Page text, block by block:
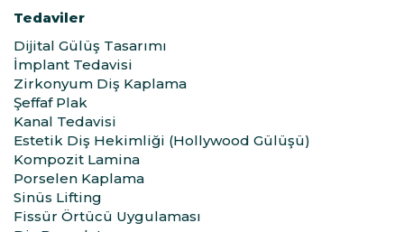
Tedaviler
Dijital Gülüş Tasarımı
İmplant Tedavisi
Zirkonyum Diş Kaplama
Şeffaf Plak
Kanal Tedavisi
Estetik Diş Hekimliği (Hollywood Gülüşü)
Kompozit Lamina
Porselen Kaplama
Sinüs Lifting
Fissür Örtücü Uygulaması